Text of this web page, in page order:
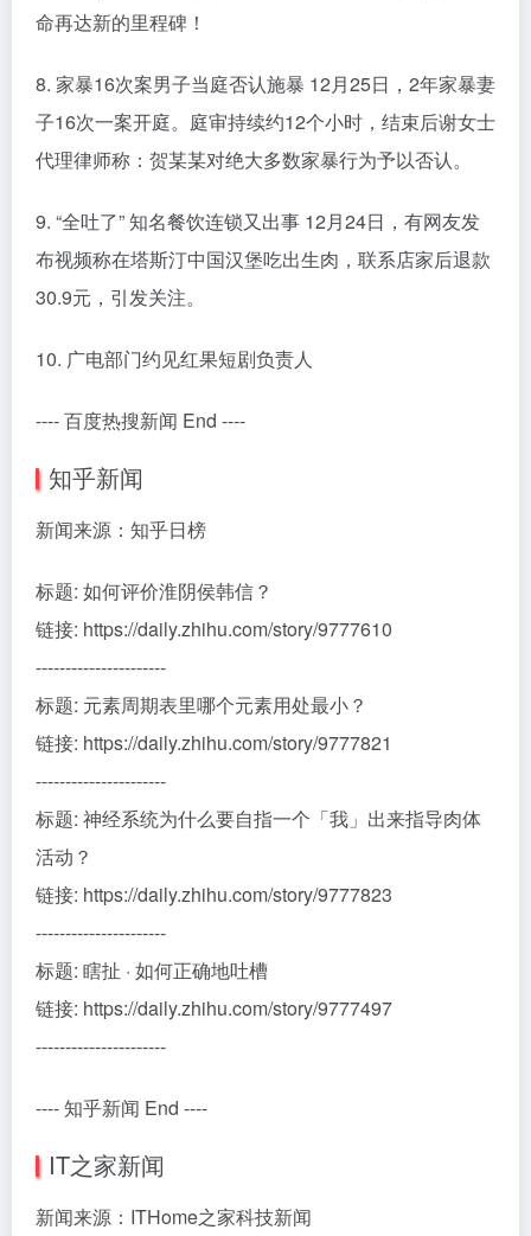
命再达新的里程碑！
8. 家暴16次案男子当庭否认施暴 12月25日，2年家暴妻
子16次一案开庭。庭审持续约12个小时，结束后谢女士
代理律师称：贺某某对绝大多数家暴行为予以否认。
9. “全吐了” 知名餐饮连锁又出事 12月24日，有网友发
布视频称在塔斯汀中国汉堡吃出生肉，联系店家后退款
30.9元，引发关注。
10. 广电部门约见红果短剧负责人
---- 百度热搜新闻 End ----
知乎新闻
新闻来源：知乎日榜
标题: 如何评价淮阴侯韩信？
链接: https://daily.zhihu.com/story/9777610
----------------------
标题: 元素周期表里哪个元素用处最小？
链接: https://daily.zhihu.com/story/9777821
----------------------
标题: 神经系统为什么要自指一个「我」出来指导肉体
活动？
链接: https://daily.zhihu.com/story/9777823
----------------------
标题: 瞎扯 · 如何正确地吐槽
链接: https://daily.zhihu.com/story/9777497
----------------------
---- 知乎新闻 End ----
IT之家新闻
新闻来源：ITHome之家科技新闻